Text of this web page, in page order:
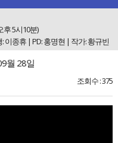
후 5시10분)
: 이종휴 | PD: 홍명현 | 작가: 황규빈
월 28일
조회수 : 375